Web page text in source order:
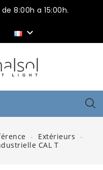
8:00h a 15:00h.

Extérieurs
CAL T